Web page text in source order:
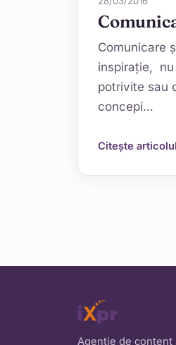
Comunicare
inspiraţie,
potrivite sau
concepi…
Citește
Agenție de content